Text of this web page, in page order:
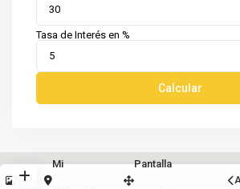
Tasa de Interés en %
Calcular
Ver
Mi Pantalla